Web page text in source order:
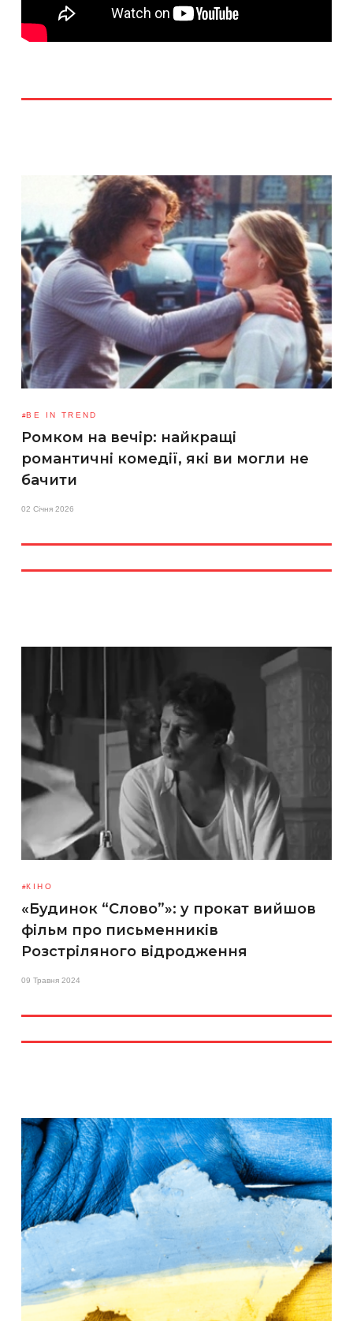
BE IN TREND
Ромком на вечір: найкращі
романтичні комедії, які ви могли не
бачити
02 Січня 2026
КІНО
«Будинок “Слово”»: у прокат вийшов
фільм про письменників
Розстріляного відродження
09 Травня 2024